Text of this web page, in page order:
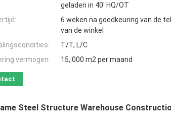
geladen in 40' HQ/OT
6 weken na goedkeuring van de
van de winkel
T/T, L/C
vermogen:
15, 000 m2 per maand
Steel Structure Warehouse